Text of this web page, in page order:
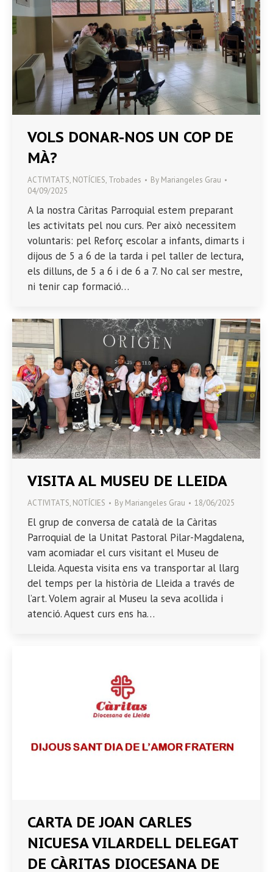
VOLS DONAR-NOS UN COP DE
MÀ?
ACTIVITATS, NOTÍCIES, Trobades By Mariangeles Grau
04/09/2025
A la nostra Càritas Parroquial estem preparant
les activitats pel nou curs. Per això necessitem
voluntaris: pel Reforç escolar a infants, dimarts i
dijous de 5 a 6 de la tarda i pel taller de lectura,
els dilluns, de 5 a 6 i de 6 a 7. No cal ser mestre,
ni tenir cap formació…
VISITA AL MUSEU DE LLEIDA
ACTIVITATS, NOTÍCIES By Mariangeles Grau 18/06/2025
El grup de conversa de català de la Càritas
Parroquial de la Unitat Pastoral Pilar-Magdalena,
vam acomiadar el curs visitant el Museu de
Lleida. Aquesta visita ens va transportar al llarg
del temps per la història de Lleida a través de
l’art. Volem agrair al Museu la seva acollida i
atenció. Aquest curs ens ha…
CARTA DE JOAN CARLES
NICUESA VILARDELL DELEGAT
DE CÀRITAS DIOCESANA DE